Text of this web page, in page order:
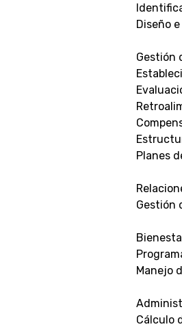
Diseño
Gestión
Planes
Gestión
Manejo
Cálculo